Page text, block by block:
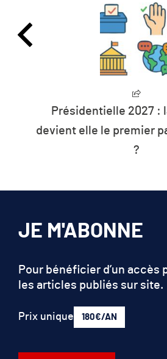
L’humanité vit
les
JE M'ABONNE
Pour bénéficier d’un accès
les articles publiés sur site.
Prix unique 180€/AN